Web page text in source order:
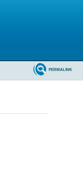
PERMALINK